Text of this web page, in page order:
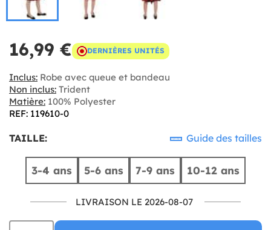
16,99 € DERNIÈRES UNITÉS
Inclus: Robe avec queue et bandeau
Non inclus: Trident
Matière: 100% Polyester
REF: 119610-0
TAILLE: Guide des tailles
3-4 ans 5-6 ans 7-9 ans 10-12 ans
LIVRAISON LE 2026-08-07